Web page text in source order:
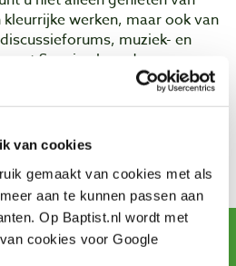
van cookies
gemaakt van cookies met als
aan te kunnen passen aan
Op Baptist.nl wordt met
cookies voor Google
werken, maar ook van
muziek- en
Spanje als onderwerp.
Produkte und Tipps.